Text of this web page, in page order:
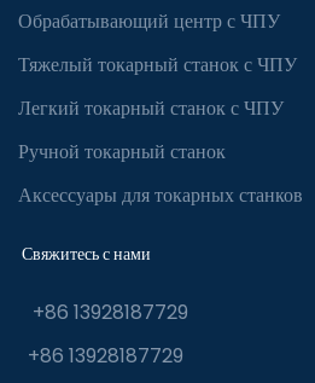
Обрабатывающий центр с ЧПУ
Тяжелый токарный станок с ЧПУ
Легкий токарный станок с ЧПУ
Ручной токарный станок
Аксессуары для токарных станков
Свяжитесь с нами
+86 13928187729
+86 13928187729